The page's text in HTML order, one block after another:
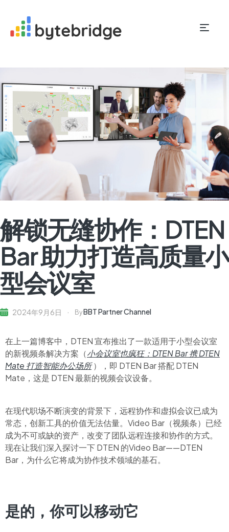
解锁无缝协作：DTEN
Bar 助力打造高质量小
型会议室
2024年9月6日 ByBBT Partner Channel
在上一篇博客中，DTEN 宣布推出了一款适用于小型会议室
的新视频条解决方案（小会议室也疯狂：DTEN Bar 携 DTEN
Mate 打造智能办公场所），即 DTEN Bar 搭配 DTEN
Mate，这是 DTEN 最新的视频会议设备。
在现代职场不断演变的背景下，远程协作和虚拟会议已成为
常态，创新工具的价值无法估量。Video Bar（视频条）已经
成为不可或缺的资产，改变了团队远程连接和协作的方式。
现在让我们深入探讨一下 DTEN 的Video Bar——DTEN
Bar，为什么它将成为协作技术领域的基石。
是的，你可以移动它